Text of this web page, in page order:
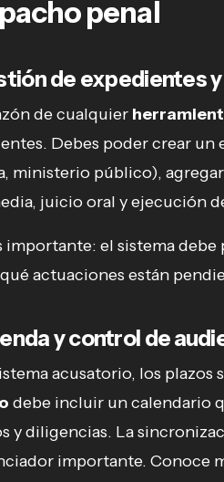
penal
de expedientes
de cualquier
Debes poder crear un
ministerio público),
juicio oral y ejecución
importante: el sistema
actuaciones están
y control de
acusatorio, los plazos
debe incluir un calendario
y diligencias. La
importante. Conoce